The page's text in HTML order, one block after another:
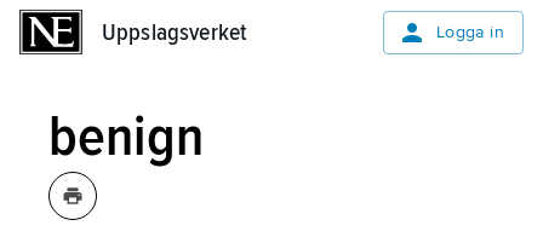
Uppslagsverket Logga in
benign